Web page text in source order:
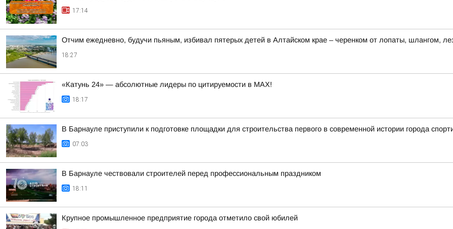
17:14
Отчим ежедневно, будучи пьяным, избивал пятерых детей в Алтайском крае – черенком от лопаты, шлангом,
18:27
«Катунь 24» — абсолютные лидеры по цитируемости в MAX!
18:17
В Барнауле приступили к подготовке площадки для строительства первого в современной истории города
07:03
В Барнауле чествовали строителей перед профессиональным праздником
18:11
Крупное промышленное предприятие города отметило свой юбилей